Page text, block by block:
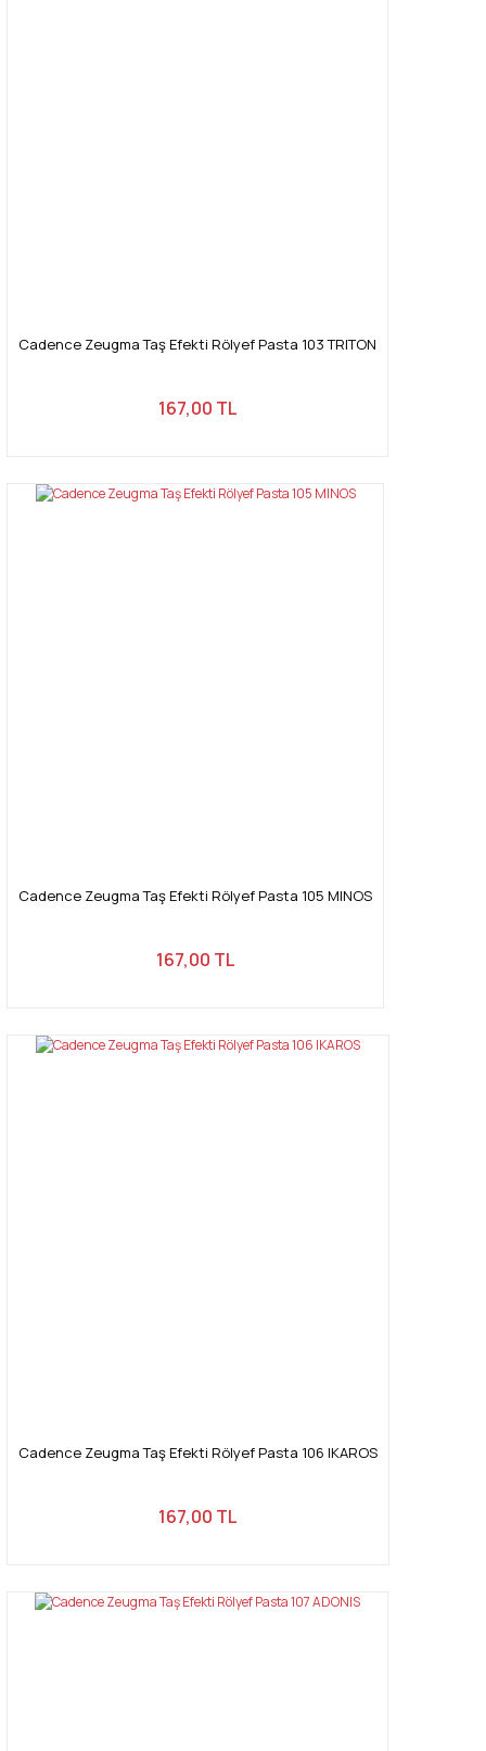
Cadence Zeugma Taş Efekti Rölyef Pasta 103 TRITON
167,00 TL
Cadence Zeugma Taş Efekti Rölyef Pasta 105 MINOS
167,00 TL
Cadence Zeugma Taş Efekti Rölyef Pasta 106 IKAROS
167,00 TL